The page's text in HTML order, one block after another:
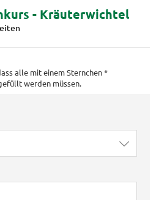
- Kräuterwichtel
alle mit einem Sternchen *
werden müssen.